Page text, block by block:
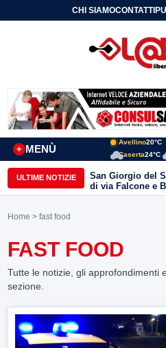
CHI SIAMOCONTATTI
MENÙ
+
Avellino20°C
Caserta24°C
ULTIME NOTIZIE
San Giorgio del
di via Falcone e
Lombardi
Home > fast food
FAST FOOD
Tutte le notizie, gli approfondimenti
sezione.